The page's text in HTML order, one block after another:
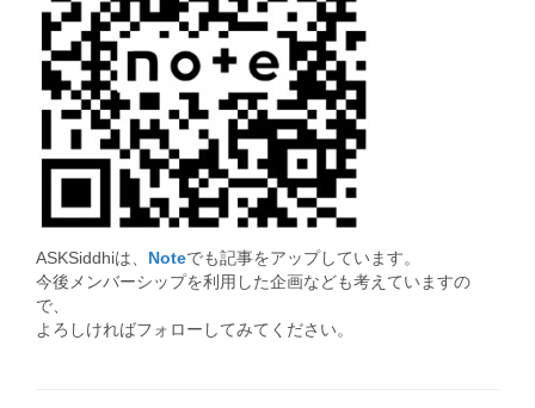
ASKSiddhiは、 Noteでも記事をアップしています。
今後メンバーシップを利用した企画なども考えていますの
で、
よろしければフォローしてみてください。